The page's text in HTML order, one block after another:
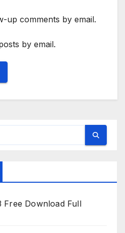
up comments by email.
by email.
Free Download Full